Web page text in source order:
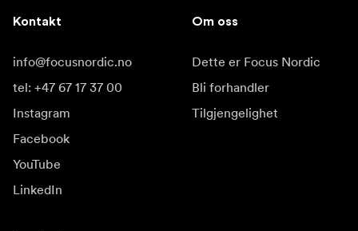
Kontakt
info@focusnordic.no
tel: +47 67 17 37 00
Instagram
Facebook
YouTube
LinkedIn
Om oss
Dette er Focus Nordic
Bli forhandler
Tilgjengelighet